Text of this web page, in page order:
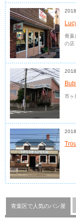
青葉
の店
市ヶ
青葉区で人気のパン屋